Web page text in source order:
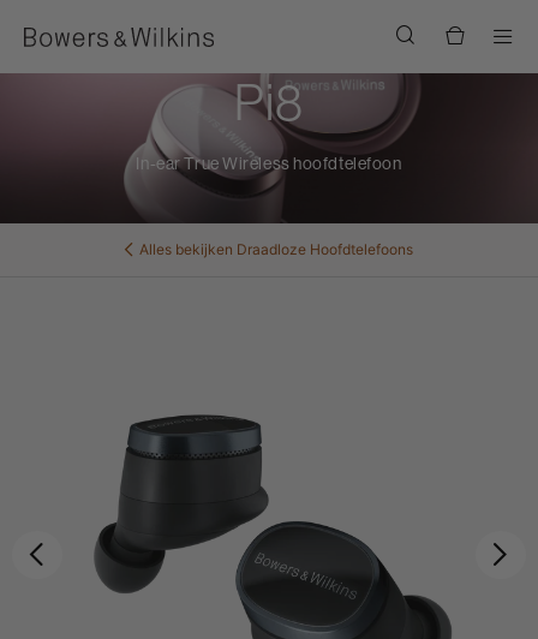
Pi8
In-ear True Wireless hoofdtelefoon
Alles bekijken Draadloze Hoofdtelefoons
Vorige